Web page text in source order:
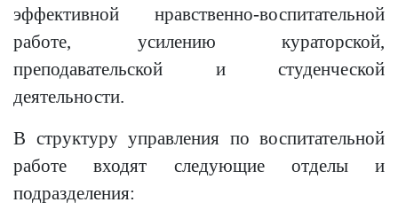
эффективной нравственно-воспитательной
работе, усилению кураторской,
преподавательской и студенческой
деятельности.
В структуру управления по воспитательной
работе входят следующие отделы и
подразделения: